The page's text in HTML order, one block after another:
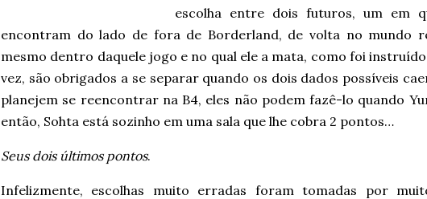
escolha entre dois futuros, um em
encontram do lado de fora de Borderland, de volta no mundo
mesmo dentro daquele jogo e no qual ele a mata, como foi
vez, são obrigados a se separar quando os dois dados possíveis
planejem se reencontrar na B4, eles não podem fazê-lo quando
então, Sohta está sozinho em uma sala que lhe cobra 2 pontos…
Seus dois últimos pontos.
Infelizmente, escolhas muito erradas foram tomadas por